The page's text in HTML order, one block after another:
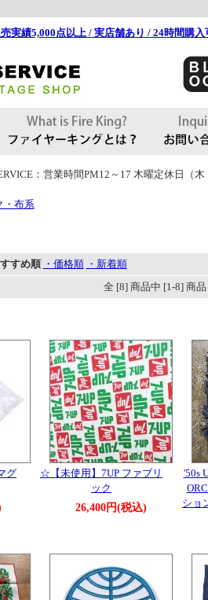
実績5,000点以上 / 実店舗あり / 24時間購入
：営業時間PM12～17 木曜定休日（木
・布系
すすめ順 ・価格順 ・新着順
全 [8] 商品中 [1-8] 商品
グ
☆【未使用】7UP ファブリ
ック
26,400円(税込)
'50s
ショ